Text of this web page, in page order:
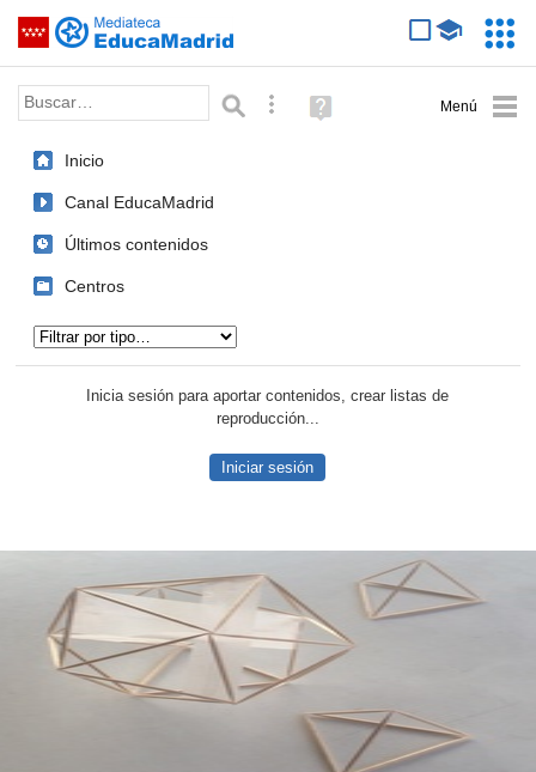
Saltar navegación
Palabra o frase: Búsqueda avanzada
Ayuda
(en
Inicio
Canal EducaMadrid
Últimos contenidos
Centros
Inicia sesión para aportar contenidos, crear listas de
reproducción...
Iniciar sesión